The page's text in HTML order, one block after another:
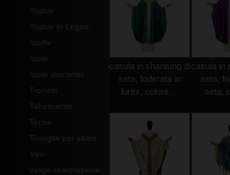
Statue
Statue in Legno
Stoffe
Stole
Stole diaconali
Tabernacoli
valige celebrazione
casula in shantung di
seta, foderata in
lurex, colore ...
casula in
seta,
seta,